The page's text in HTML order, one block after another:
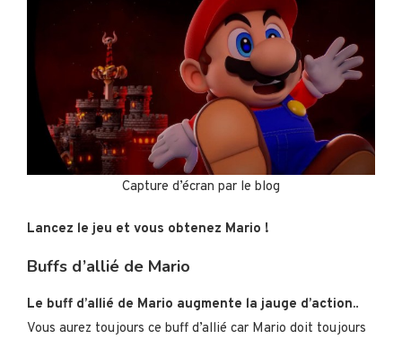
Capture d’écran par le blog
Lancez le jeu et vous obtenez Mario !
Buffs d’allié de Mario
Le buff d’allié de Mario augmente la jauge d’action..
Vous aurez toujours ce buff d’allié car Mario doit toujours